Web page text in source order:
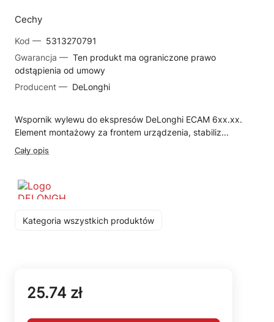
Cechy
Kod — 5313270791
Gwarancja — Ten produkt ma ograniczone prawo
odstąpienia od umowy
Producent — DeLonghi
Wspornik wylewu do ekspresów DeLonghi ECAM 6xx.xx.
Element montażowy za frontem urządzenia, stabiliz...
Cały opis
Kategoria wszystkich produktów
25.74 zł